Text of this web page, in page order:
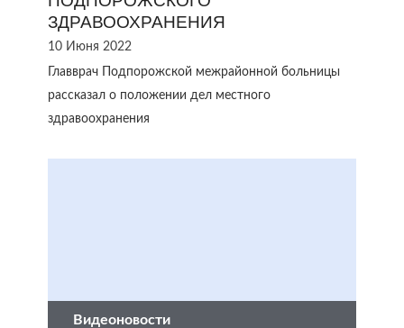
ЗДРАВООХРАНЕНИЯ
10 Июня 2022
Главврач Подпорожской межрайонной больницы
рассказал о положении дел местного
здравоохранения
Видеоновости